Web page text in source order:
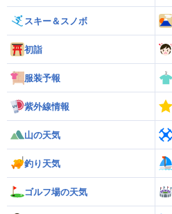
スキー＆スノボ
初詣
服装予報
紫外線情報
山の天気
釣り天気
ゴルフ場の天気